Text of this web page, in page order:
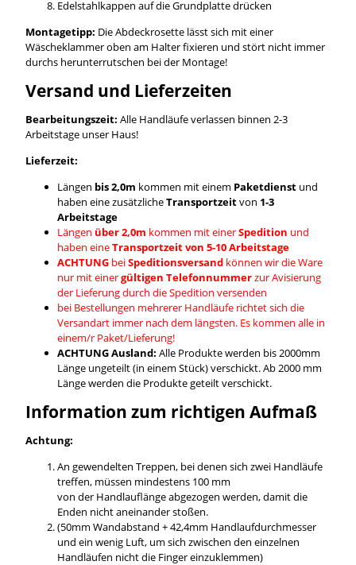
Edelstahlkappen auf die Grundplatte drücken
Montagetipp: Die Abdeckrosette lässt sich mit einer
Wäscheklammer oben am Halter fixieren und stört nicht immer
durchs herunterrutschen bei der Montage!
Versand und Lieferzeiten
Bearbeitungszeit: Alle Handläufe verlassen binnen 2-3
Arbeitstage unser Haus!
Lieferzeit:
Längen bis 2,0m kommen mit einem Paketdienstund
haben eine zusätzlicheTransportzeitvon 1-3
Arbeitstage
Längen über 2,0m kommen mit einerSpedition und
haben eineTransportzeit von 5-10 Arbeitstage
ACHTUNGbeiSpeditionsversandkönnen wir die Ware
nur mit einergültigen Telefonnummerzur Avisierung
der Lieferung durch die Spedition versenden
bei Bestellungen mehrerer Handläufe richtet sich die
Versandart immer nach dem längsten. Es kommen alle in
einem/r Paket/Lieferung!
ACHTUNG Ausland: Alle Produkte werden bis 2000mm
Länge ungeteilt (in einem Stück) verschickt. Ab 2000 mm
Länge werden die Produkte geteilt verschickt.
Information zum richtigen Aufmaß
Achtung:
An gewendelten Treppen, bei denen sich zwei Handläufe
treffen, müssen mindestens 100 mm
von der Handlauflänge abgezogen werden, damit die
Enden nicht aneinander stoßen.
(50mm Wandabstand + 42,4mm Handlaufdurchmesser
und ein wenig Luft, um sich zwischen den einzelnen
Handläufen nicht die Finger einzuklemmen)